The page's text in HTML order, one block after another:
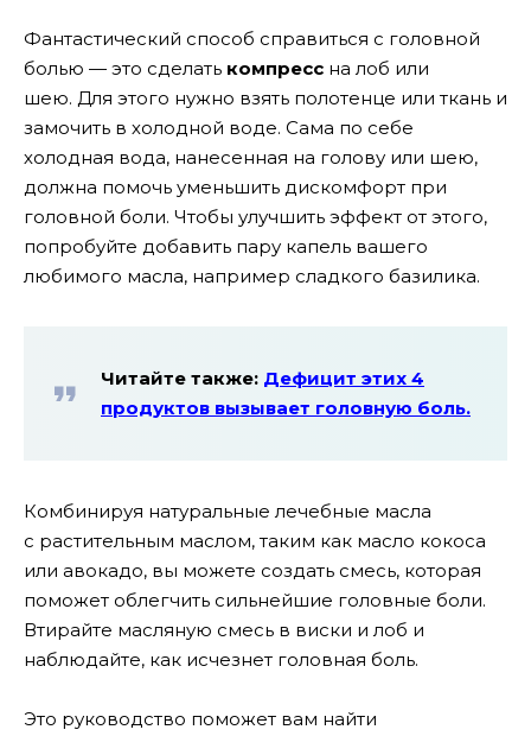
Фантастический способ справиться с головной
болью — это сделать компресс на лоб или
шею. Для этого нужно взять полотенце или ткань и
замочить в холодной воде. Сама по себе
холодная вода, нанесенная на голову или шею,
должна помочь уменьшить дискомфорт при
головной боли. Чтобы улучшить эффект от этого,
попробуйте добавить пару капель вашего
любимого масла, например сладкого базилика.
Читайте также: Дефицит этих 4
продуктов вызывает головную боль.
Комбинируя натуральные лечебные масла
с растительным маслом, таким как масло кокоса
или авокадо, вы можете создать смесь, которая
поможет облегчить сильнейшие головные боли.
Втирайте масляную смесь в виски и лоб и
наблюдайте, как исчезнет головная боль.
Это руководство поможет вам найти